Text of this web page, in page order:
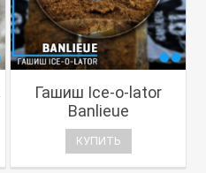
Гашиш Ice-o-lator
Banlieue
КУПИТЬ